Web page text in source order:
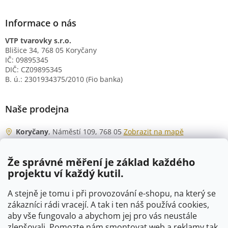
Že správné měření je základ každého
projektu ví každý kutil.
A stejně je tomu i při provozování e-shopu, na který se
zákazníci rádi vracejí. A tak i ten náš používá cookies,
aby vše fungovalo a abychom jej pro vás neustále
Informace o nás
VTP tvarovky s.r.o.
Blišice 34, 768 05 Koryčany
IČ: 09895345
DIČ: CZ09895345
B. ú.: 2301934375/2010 (Fio banka)
Naše prodejna
Koryčany, Náměstí 109, 768 05Zobrazit na mapě
Po - Čt
06:00 - 07:00
07:30 - 15:30
Pá
06:00 - 07:00
07:30 - 15:00
So
07:00 - 10:00